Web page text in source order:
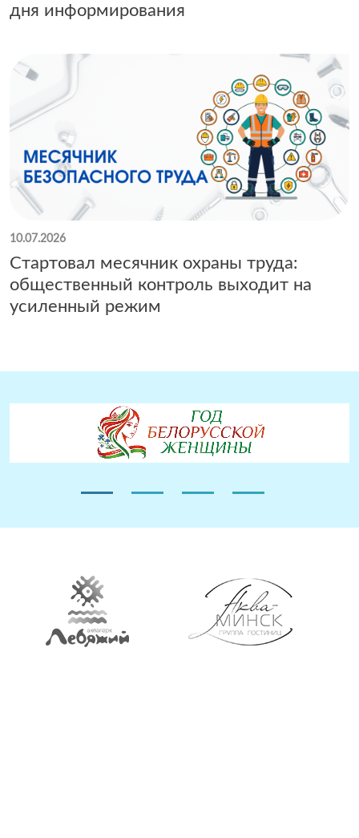
дня информирования
10.07.2026
Стартовал месячник охраны труда:
общественный контроль выходит на
усиленный режим